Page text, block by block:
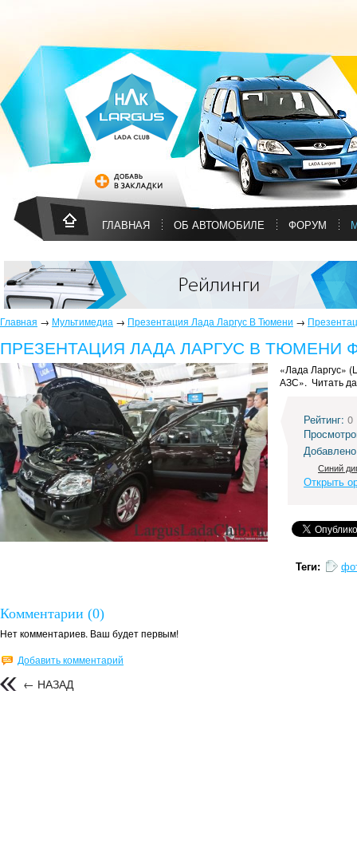
ГЛАВНАЯ ОБ АВТОМОБИЛЕ ФОРУМ
Главная → Мультимедиа → Презентация Лада Ларгус В Тюмени →
ПРЕЗЕНТАЦИЯ ЛАДА ЛАРГУС В ТЮМЕНИ
«Лада Ларгус»
АЗС». Читать
Рейтинг: 0
Синий
Открыть
Теги:
Комментарии (0)
Нет комментариев. Ваш будет первым!
Добавить комментарий
← НАЗАД